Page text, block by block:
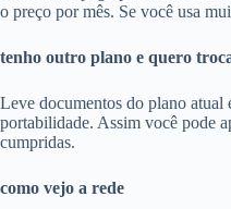
o preço por mês. Se você usa
tenho outro plano e quero
Leve documentos do plano atual
portabilidade. Assim você pode
cumpridas.
como vejo a rede